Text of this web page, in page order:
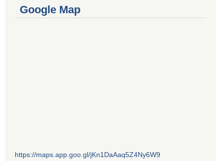
Google Map
https://maps.app.goo.gl/jKn1DaAaq5Z4Ny6W9